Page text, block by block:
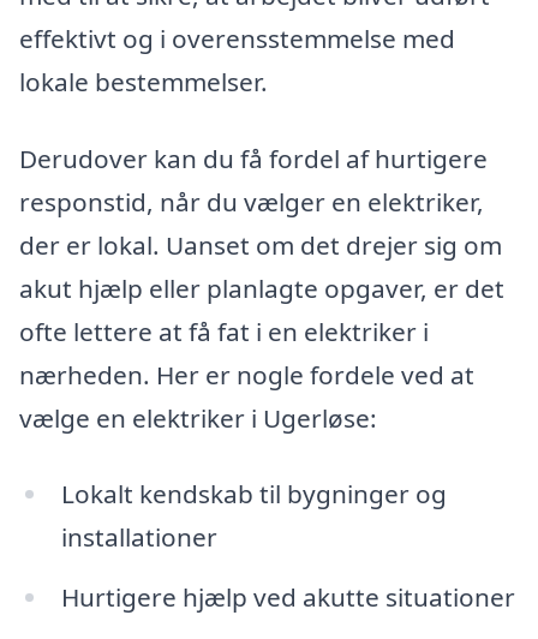
effektivt og i overensstemmelse med
lokale bestemmelser.
Derudover kan du få fordel af hurtigere
responstid, når du vælger en elektriker,
der er lokal. Uanset om det drejer sig om
akut hjælp eller planlagte opgaver, er det
ofte lettere at få fat i en elektriker i
nærheden. Her er nogle fordele ved at
vælge en elektriker i Ugerløse:
Lokalt kendskab til bygninger og
installationer
Hurtigere hjælp ved akutte situationer